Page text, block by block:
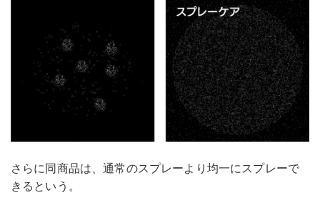
さらに同商品は、通常のスプレーより均一にスプレーで
きるという。